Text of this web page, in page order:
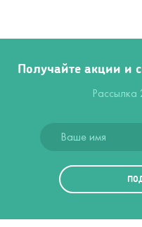
Получайте акции и
Рассылка